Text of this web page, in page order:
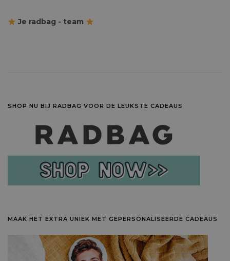
Je radbag - team
SHOP NU BIJ RADBAG VOOR DE LEUKSTE CADEAUS
MAAK HET EXTRA UNIEK MET GEPERSONALISEERDE CADEAUS